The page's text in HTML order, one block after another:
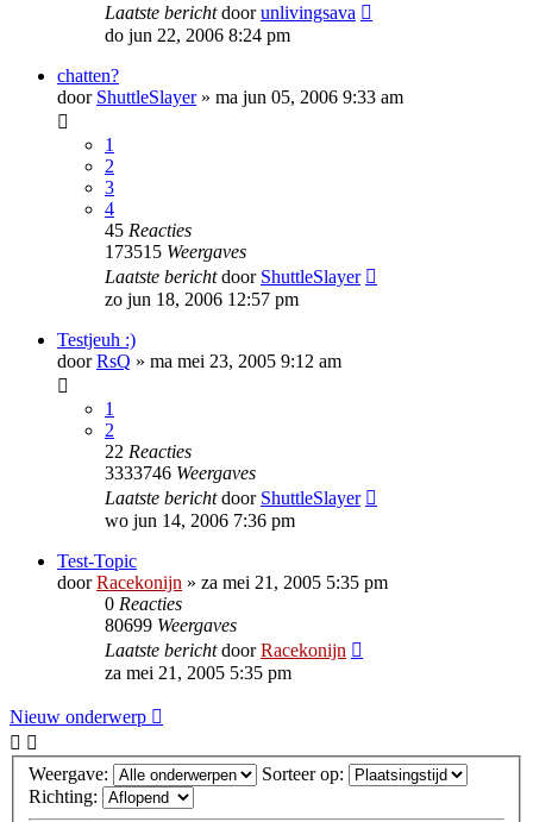
Laatste berichtdoorunlivingsava
do jun 22, 2006 8:24 pm
chatten?
door ShuttleSlayer» ma jun 05, 2006 9:33 am
1
2
3
4
45 Reacties
173515 Weergaves
Laatste berichtdoor ShuttleSlayer
zo jun 18, 2006 12:57 pm
Testjeuh :)
doorRsQ » ma mei 23, 2005 9:12 am
1
2
22 Reacties
3333746 Weergaves
Laatste berichtdoor ShuttleSlayer
wo jun 14, 2006 7:36 pm
Test-Topic
doorRacekonijn » za mei 21, 2005 5:35 pm
0 Reacties
80699 Weergaves
Laatste berichtdoorRacekonijn
za mei 21, 2005 5:35 pm
Nieuw onderwerp
Weergave:
Sorteer op:
Richting: